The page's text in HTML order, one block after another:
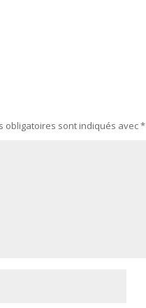
obligatoires sont indiqués avec*